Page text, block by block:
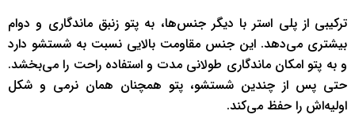
ترکیبی از پلی استر با دیگر جنس‌ها، به پتو زنبق ماندگاری و دوام
بیشتری می‌دهد. این جنس مقاومت بالایی نسبت به شستشو دارد
و به پتو امکان ماندگاری طولانی مدت و استفاده راحت را می‌بخشد.
حتی پس از چندین شستشو، پتو همچنان همان نرمی و شکل
اولیه‌اش را حفظ می‌کند.